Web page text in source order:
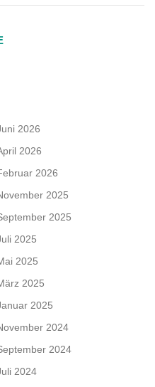
2026
2026
2026
2025
2025
2025
2025
2025
2025
2024
2024
2024